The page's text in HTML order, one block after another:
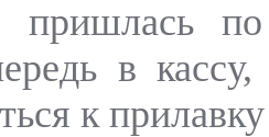
пришлась по
в
к